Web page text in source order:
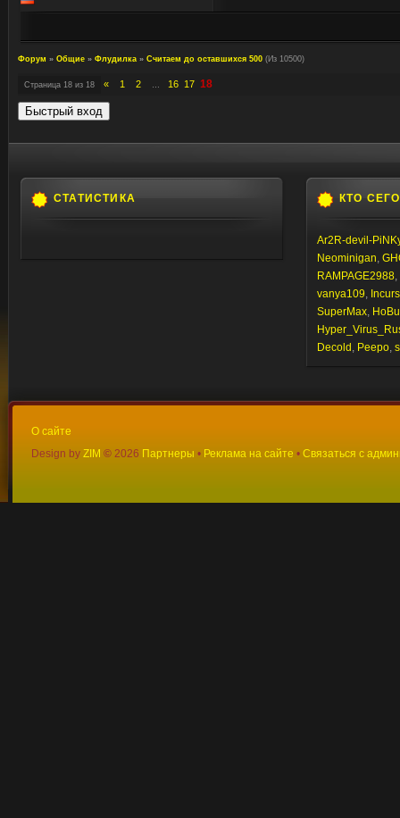
Форум » Общие » Флудилка » Считаем до оставшихся 500 (Из 10500)
Страница 18 из 18 « 1 2 … 16 17 18
СТАТИСТИКА КТО
Ar2R-devil-
Neominigan,
RAMPAGE2988,
vanya109,
SuperMax,
Decold , Peepo,
О сайте
Design by ZIM © 2026 Партнеры • Реклама на сайте • Связаться с